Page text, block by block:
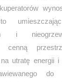
i
cenną
utratę energii i
do